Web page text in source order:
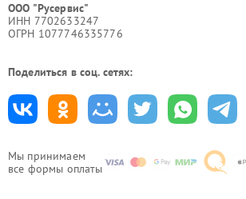
Мы принимаем
все формы оплаты
ООО "Русервис"
ИНН 7702633247
ОГРН 1077746335776
Поделиться в соц. сетях: